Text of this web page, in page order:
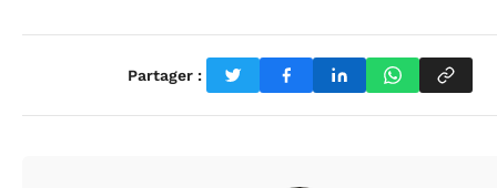
Partager :